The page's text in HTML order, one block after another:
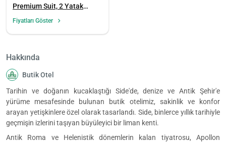
Premium Suit, 2 Yatak
Fiyatları Göster
Hakkında
Butik Otel
Tarihin ve doğanın kucaklaştığı Side'de, denize ve Antik Şehir'e
yürüme mesafesinde bulunan butik otelimiz, sakinlik ve konfor
arayan yetişkinlere özel olarak tasarlandı. Side, binlerce yıllık tarihiyle
geçmişin izlerini taşıyan büyüleyici bir liman kenti.
Antik Roma ve Helenistik dönemlerin kalan tiyatrosu, Apollon